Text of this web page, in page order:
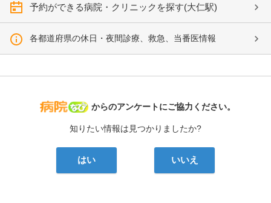
予約ができる病院・クリニックを探す(大仁駅)
各都道府県の休日・夜間診療、救急、当番医情報
病院なび
からのアンケートにご協力ください。
知りたい情報は見つかりましたか?
はい いいえ